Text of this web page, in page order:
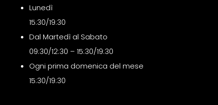
Lunedì
15:30/19:30
Dal Martedì al Sabato
09:30/12:30 – 15:30/19:30
Ogni prima domenica del mese
15:30/19:30